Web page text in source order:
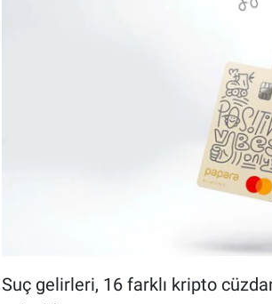
Suç gelirleri, 16 farklı kripto